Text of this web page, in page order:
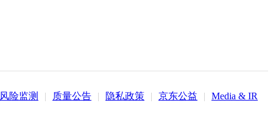
风险监测 | 质量公告 | 隐私政策 | 京东公益 | Media & IR